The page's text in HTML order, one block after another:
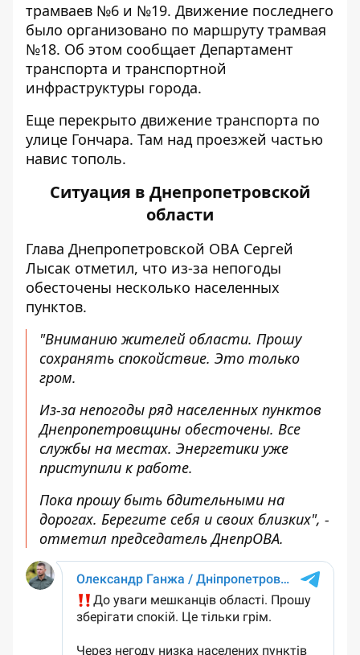
трамваев №6 и №19. Движение последнего
было организовано по маршруту трамвая
№18. Об этом сообщает Департамент
транспорта и транспортной
инфраструктуры города.
Еще перекрыто движение транспорта по
улице Гончара. Там над проезжей частью
навис тополь.
Ситуация в Днепропетровской
области
Глава Днепропетровской ОВА Сергей
Лысак отметил, что из-за непогоды
обесточены несколько населенных
пунктов.
"Вниманию жителей области. Прошу
сохранять спокойствие. Это только
гром.
Из-за непогоды ряд населенных пунктов
Днепропетровщины обесточены. Все
службы на местах. Энергетики уже
приступили к работе.
Пока прошу быть бдительными на
дорогах. Берегите себя и своих близких", -
отметил председатель ДнепрОВА.